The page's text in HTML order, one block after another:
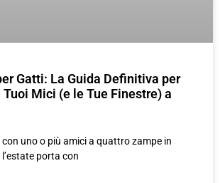
Gatti: La Guida Definitiva per
Mici (e le Tue Finestre) a
con uno o più amici a quattro zampe in
porta con